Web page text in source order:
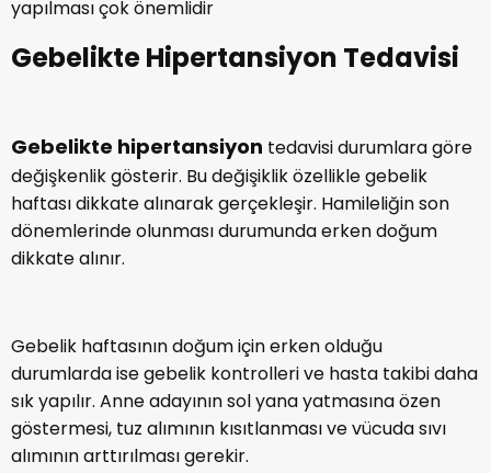
Gebelikte Hipertansiyon Tedavisi
Gebelikte hipertansiyontedavisi durumlara göre
değişkenlik gösterir. Bu değişiklik özellikle gebelik
haftası dikkate alınarak gerçekleşir. Hamileliğin son
dönemlerinde olunması durumunda erken doğum
Gebelik haftasının doğum için erken olduğu
durumlarda ise gebelik kontrolleri ve hasta takibi daha
sık yapılır. Anne adayının sol yana yatmasına özen
göstermesi, tuz alımının kısıtlanması ve vücuda sıvı